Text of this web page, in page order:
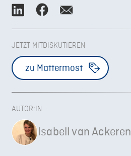
JETZT MITDISKUTIEREN
zu Mattermost
AUTOR:IN
Isabell van Ackeren